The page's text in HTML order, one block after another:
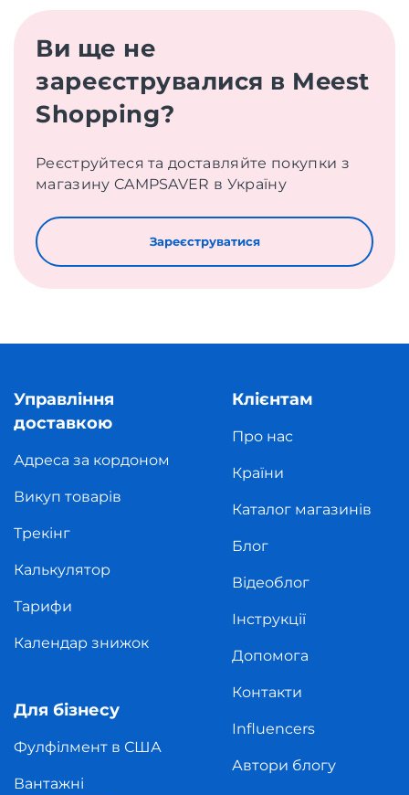
Ви ще не
зареєструвалися в Meest
Shopping?
Реєструйтеся та доставляйте покупки з
магазину CAMPSAVER в Україну
Зареєструватися
Управління
доставкою
Адреса за кордоном
Викуп товарів
Трекінг
Калькулятор
Тарифи
Календар знижок
Для бізнесу
Фулфілмент в США
Вантажні
Клієнтам
Про нас
Країни
Каталог магазинів
Блог
Відеоблог
Інструкції
Допомога
Контакти
Influencers
Автори блогу